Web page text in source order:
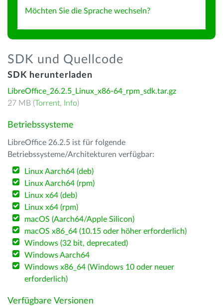
Möchten Sie die Sprache wechseln?
SDK und Quellcode
SDK herunterladen
LibreOffice_26.2.5_Linux_x86-64_rpm_sdk.tar.gz
27 MB (Torrent, Info)
Betriebssysteme
LibreOffice 26.2.5 ist für folgende
Betriebssysteme/Architekturen verfügbar:
Linux Aarch64 (deb)
Linux Aarch64 (rpm)
Linux x64 (deb)
Linux x64 (rpm)
macOS (Aarch64/Apple Silicon)
macOS x86_64 (10.15 oder höher erforderlich)
Windows (32 bit, deprecated)
Windows Aarch64
Windows x86_64 (Windows 10 oder neuer
erforderlich)
Verfügbare Versionen